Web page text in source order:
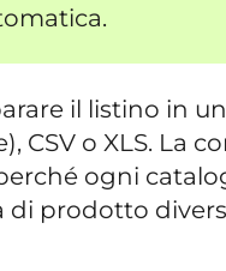
il listino in
CSV o XLS. La
ogni
di prodotto